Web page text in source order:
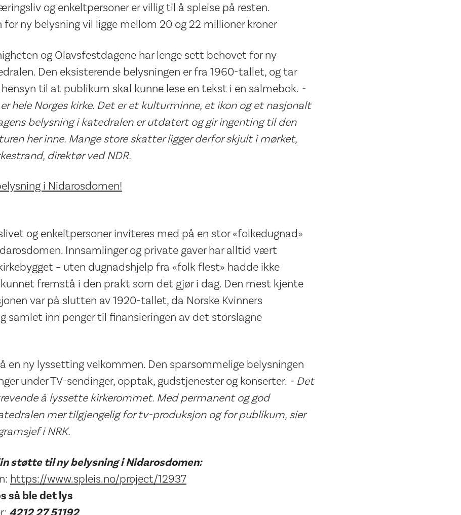
og enkeltpersoner er villig til å spleise på resten.
ny belysning vil ligge mellom 20 og 22 millioner kroner
og Olavsfestdagene har lenge sett behovet for ny
Den eksisterende belysningen er fra 1960-tallet, og tar
til at publikum skal kunne lese en tekst i en salmebok. -
hele Norges kirke. Det er et kulturminne, et ikon og et nasjonalt
belysning i katedralen er utdatert og gir ingenting til den
her inne. Mange store skatter ligger derfor skjult i mørket,
direktør ved NDR.
i Nidarosdomen!
og enkeltpersoner inviteres med på en stor «folkedugnad»
Innsamlinger og private gaver har alltid vært
– uten dugnadshjelp fra «folk flest» hadde ikke
fremstå i den prakt som det gjør i dag. Den mest kjente
var på slutten av 1920-tallet, da Norske Kvinners
samlet inn penger til finansieringen av det storslagne
en ny lyssetting velkommen. Den sparsommelige belysningen
under TV-sendinger, opptak, gudstjenester og konserter. - Det
å lyssette kirkerommet. Med permanent og god
mer tilgjengelig for tv-produksjon og for publikum, sier
i NRK.
støtte til ny belysning i Nidarosdomen:
https://www.spleis.no/project/12937
så ble det lys